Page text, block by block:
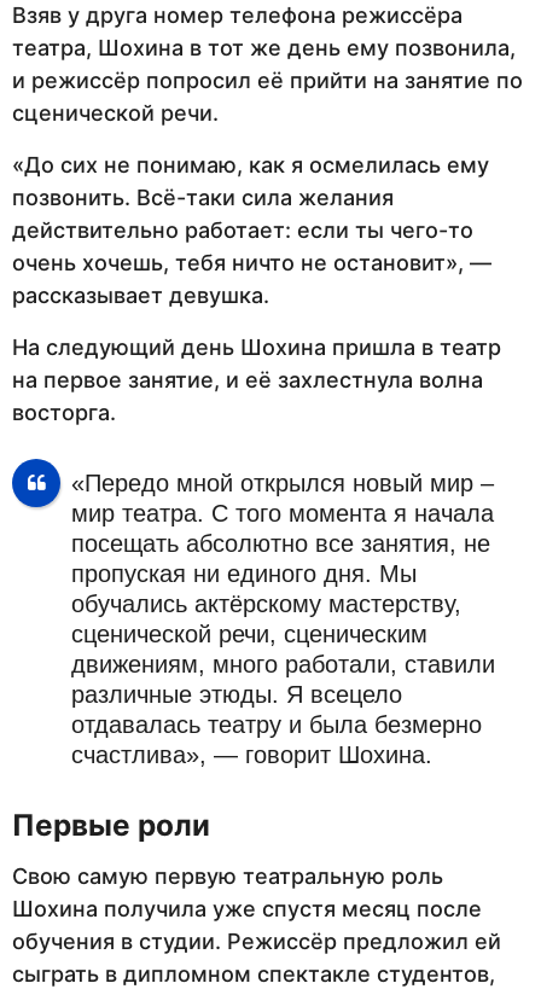
Взяв у друга номер телефона режиссёра
театра, Шохина в тот же день ему позвонила,
и режиссёр попросил её прийти на занятие по
сценической речи.
«До сих не понимаю, как я осмелилась ему
позвонить. Всё-таки сила желания
действительно работает: если ты чего-то
очень хочешь, тебя ничто не остановит», —
рассказывает девушка.
На следующий день Шохина пришла в театр
на первое занятие, и её захлестнула волна
восторга.
«Передо мной открылся новый мир –
мир театра. С того момента я начала
посещать абсолютно все занятия, не
пропуская ни единого дня. Мы
обучались актёрскому мастерству,
сценической речи, сценическим
движениям, много работали, ставили
различные этюды. Я всецело
отдавалась театру и была безмерно
счастлива», — говорит Шохина.
Первые роли
Свою самую первую театральную роль
Шохина получила уже спустя месяц после
обучения в студии. Режиссёр предложил ей
сыграть в дипломном спектакле студентов,